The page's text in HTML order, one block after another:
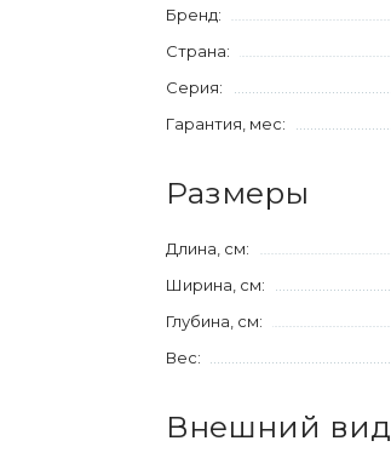
Бренд:
Страна:
Серия:
Гарантия, мес:
Размеры
Длина, см:
Ширина, см:
Глубина, см:
Вес:
Внешний вид